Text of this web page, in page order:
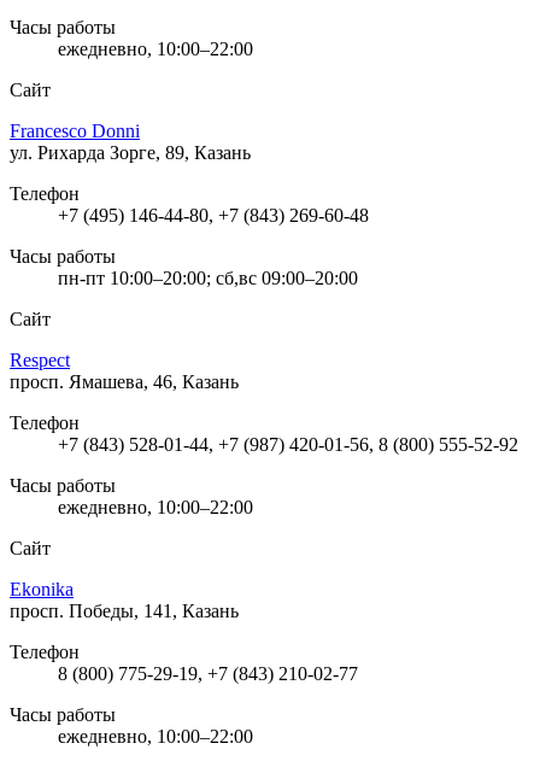
Часы работы
ежедневно, 10:00–22:00
Сайт
Francesco Donni
ул. Рихарда Зорге, 89, Казань
Телефон
+7 (495) 146-44-80, +7 (843) 269-60-48
Часы работы
пн-пт 10:00–20:00; сб,вс 09:00–20:00
Сайт
Respect
просп. Ямашева, 46, Казань
Телефон
+7 (843) 528-01-44, +7 (987) 420-01-56, 8 (800) 555-52-92
Часы работы
ежедневно, 10:00–22:00
Сайт
Ekonika
просп. Победы, 141, Казань
Телефон
8 (800) 775-29-19, +7 (843) 210-02-77
Часы работы
ежедневно, 10:00–22:00